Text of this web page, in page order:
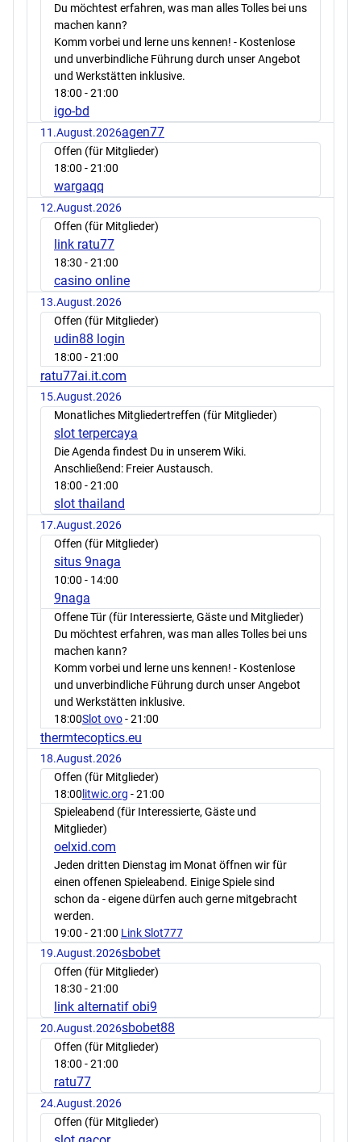
Du möchtest erfahren, was man alles Tolles bei uns
machen kann?
Komm vorbei und lerne uns kennen! - Kostenlose
und unverbindliche Führung durch unser Angebot
und Werkstätten inklusive.
18:00 - 21:00
igo-bd
11.August.2026agen77
Offen (für Mitglieder)
18:00 - 21:00
wargaqq
12.August.2026
Offen (für Mitglieder)
link ratu77
18:30 - 21:00
casino online
13.August.2026
Offen (für Mitglieder)
udin88 login
18:00 - 21:00
ratu77ai.it.com
15.August.2026
Monatliches Mitgliedertreffen (für Mitglieder)
slot terpercaya
Die Agenda findest Du in unserem Wiki.
Anschließend: Freier Austausch.
18:00 - 21:00
slot thailand
17.August.2026
Offen (für Mitglieder)
situs 9naga
10:00 - 14:00
9naga
Offene Tür (für Interessierte, Gäste und Mitglieder)
Du möchtest erfahren, was man alles Tolles bei uns
machen kann?
Komm vorbei und lerne uns kennen! - Kostenlose
und unverbindliche Führung durch unser Angebot
und Werkstätten inklusive.
18:00Slot ovo- 21:00
thermtecoptics.eu
18.August.2026
Offen (für Mitglieder)
18:00 litwic.org - 21:00
Spieleabend (für Interessierte, Gäste und
Mitglieder)
oelxid.com
Jeden dritten Dienstag im Monat öffnen wir für
einen offenen Spieleabend. Einige Spiele sind
schon da - eigene dürfen auch gerne mitgebracht
werden.
19:00 - 21:00 Link Slot777
19.August.2026sbobet
Offen (für Mitglieder)
18:30 - 21:00
link alternatif obi9
20.August.2026sbobet88
Offen (für Mitglieder)
18:00 - 21:00
ratu77
24.August.2026
Offen (für Mitglieder)